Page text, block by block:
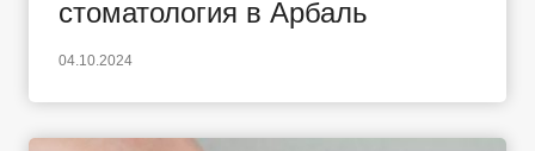
стоматология в Арбаль
04.10.2024